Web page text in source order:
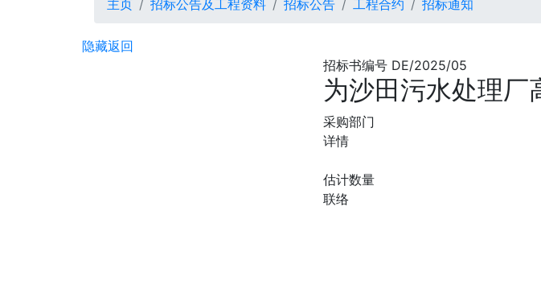
主页 招标公告及工程资料 招标公告 工程合约 招标通知
隐藏返回
招标书编号 DE/2025/05
为沙田污水处理厂
采购部门
详情
估计数量
联络